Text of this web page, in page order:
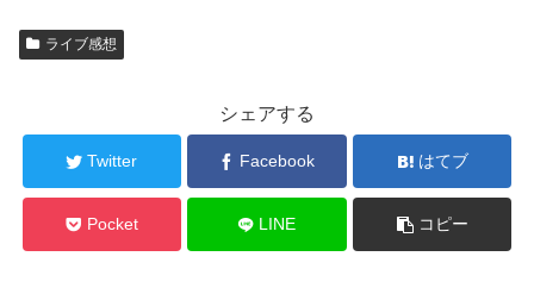
ライブ感想
シェアする
Twitter Facebook はてブ
Pocket LINE コピー